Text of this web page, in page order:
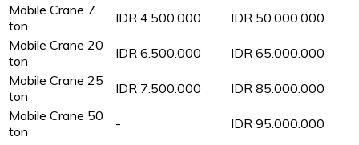
Mobile Crane 7
ton
IDR 4.500.000
IDR 50.000.000
Mobile Crane 20
ton
IDR 6.500.000
IDR 65.000.000
Mobile Crane 25
ton
IDR 7.500.000
IDR 85.000.000
Mobile Crane 50
ton
- IDR 95.000.000